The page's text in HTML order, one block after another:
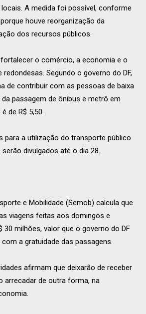
A medida foi possível, conforme
houve reorganização da
dos recursos públicos.
o comércio, a economia e o
Segundo o governo do DF,
de contribuir com as pessoas de baixa
da passagem de ônibus e metrô em
de R$ 5,50.
para a utilização do transporte público
divulgados até o dia 28.
e Mobilidade (Semob) calcula que
viagens feitas aos domingos e
30 milhões, valor que o governo do DF
a gratuidade das passagens.
afirmam que deixarão de receber
arrecadar de outra forma, na